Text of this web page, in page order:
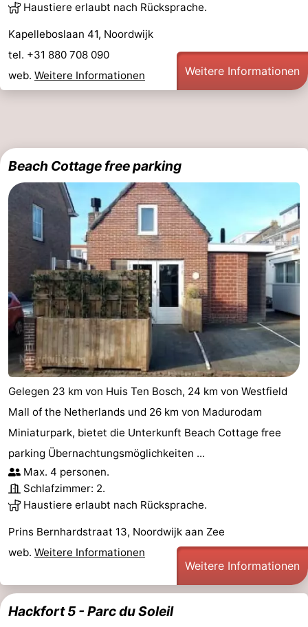
Haustiere erlaubt nach Rücksprache.
Kapelleboslaan 41, Noordwijk
tel. +31 880 708 090
web. Weitere Informationen Weitere Informationen
Beach Cottage free parking
Gelegen 23 km von Huis Ten Bosch, 24 km von Westfield
Mall of the Netherlands und 26 km von Madurodam
Miniaturpark, bietet die Unterkunft Beach Cottage free
parking Übernachtungsmöglichkeiten ...
Max. 4 personen.
Schlafzimmer: 2.
Haustiere erlaubt nach Rücksprache.
Prins Bernhardstraat 13, Noordwijk aan Zee
web. Weitere Informationen
Weitere Informationen
Hackfort 5 - Parc du Soleil